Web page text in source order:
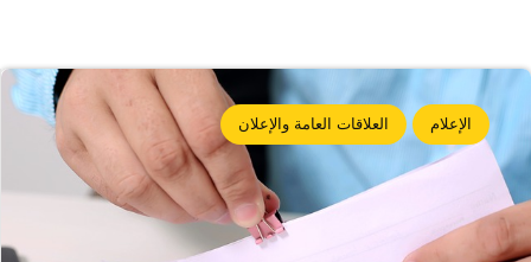
الإعلام العلاقات العامة والإعلان